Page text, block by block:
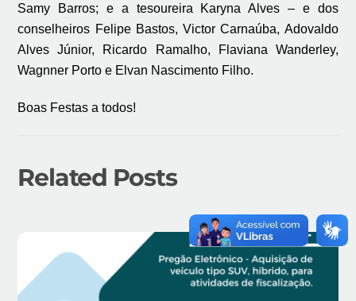
Samy Barros; e a tesoureira Karyna Alves – e dos
conselheiros Felipe Bastos, Victor Carnaúba, Adovaldo
Alves Júnior, Ricardo Ramalho, Flaviana Wanderley,
Wagnner Porto e Elvan Nascimento Filho.
Boas Festas a todos!
Related Posts